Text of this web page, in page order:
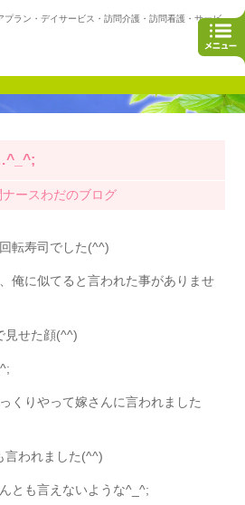
プラン・デイサービス・訪問介護・訪問看護・サービ
ナースわだのブログ
転寿司でした(^^)
俺に似てると言われた事がありませ
見せた顔(^^)
くりやって嫁さんに言われました
言われました(^^)
とも言えないような^_^;